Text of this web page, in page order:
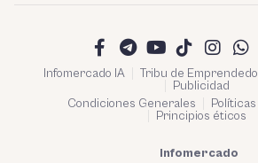
Infomercado IA Tribu de
Publicidad
Condiciones Generales
Principios éticos
Infomercado